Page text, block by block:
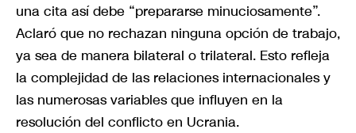
una cita así debe “prepararse minuciosamente”.
Aclaró que no rechazan ninguna opción de trabajo,
ya sea de manera bilateral o trilateral. Esto refleja
la complejidad de las relaciones internacionales y
las numerosas variables que influyen en la
resolución del conflicto en Ucrania.